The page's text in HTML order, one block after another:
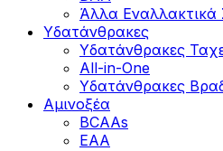
Άλλα Εναλλακτικά
Υδατάνθρακες
Υδατάνθρακες
All-in-One
Υδατάνθρακες
Αμινοξέα
BCAAs
EAA